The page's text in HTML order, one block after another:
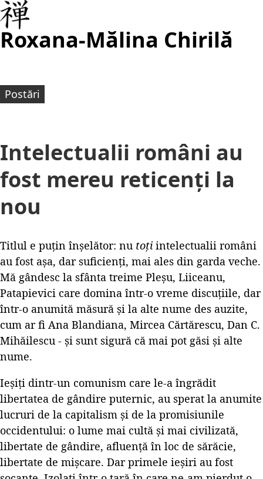
Roxana-Mălina Chirilă
Postări
Intelectualii români au
fost mereu reticenți la
nou
Titlul e puțin înșelător: nu toți intelectualii români
au fost așa, dar suficienți, mai ales din garda veche.
Mă gândesc la sfânta treime Pleșu, Liiceanu,
Patapievici care domina într-o vreme discuțiile, dar
într-o anumită măsură și la alte nume des auzite,
cum ar fi Ana Blandiana, Mircea Cărtărescu, Dan C.
Mihăilescu - și sunt sigură că mai pot găsi și alte
nume.
Ieșiți dintr-un comunism care le-a îngrădit
libertatea de gândire puternic, au sperat la anumite
lucruri de la capitalism și de la promisiunile
occidentului: o lume mai cultă și mai civilizată,
libertate de gândire, afluență în loc de sărăcie,
libertate de mișcare. Dar primele ieșiri au fost